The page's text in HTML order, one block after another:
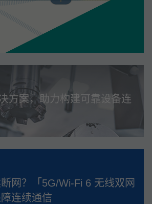
方案，助力构建可靠设备连
网？「5G/Wi‑Fi 6 无线双网
连续通信